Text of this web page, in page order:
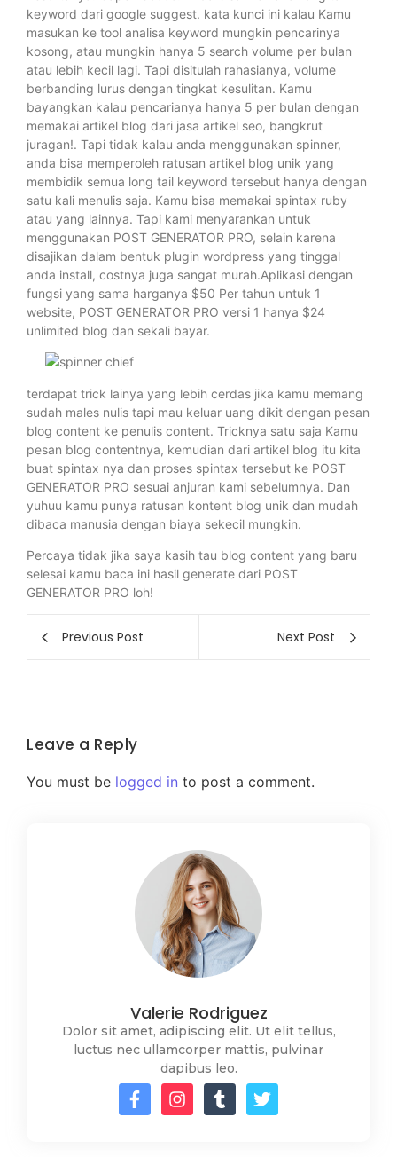
keyword dari google suggest. kata kunci ini kalau Kamu
masukan ke tool analisa keyword mungkin pencarinya
kosong, atau mungkin hanya 5 search volume per bulan
atau lebih kecil lagi. Tapi disitulah rahasianya, volume
berbanding lurus dengan tingkat kesulitan. Kamu
bayangkan kalau pencarianya hanya 5 per bulan dengan
memakai artikel blog dari jasa artikel seo, bangkrut
juragan!. Tapi tidak kalau anda menggunakan spinner,
anda bisa memperoleh ratusan artikel blog unik yang
membidik semua long tail keyword tersebut hanya dengan
satu kali menulis saja. Kamu bisa memakai spintax ruby
atau yang lainnya. Tapi kami menyarankan untuk
menggunakan POST GENERATOR PRO, selain karena
disajikan dalam bentuk plugin wordpress yang tinggal
anda install, costnya juga sangat murah.Aplikasi dengan
fungsi yang sama harganya $50 Per tahun untuk 1
website, POST GENERATOR PRO versi 1 hanya $24
unlimited blog dan sekali bayar.
terdapat trick lainya yang lebih cerdas jika kamu memang
sudah males nulis tapi mau keluar uang dikit dengan pesan
blog content ke penulis content. Tricknya satu saja Kamu
pesan blog contentnya, kemudian dari artikel blog itu kita
buat spintax nya dan proses spintax tersebut ke POST
GENERATOR PRO sesuai anjuran kami sebelumnya. Dan
yuhuu kamu punya ratusan kontent blog unik dan mudah
dibaca manusia dengan biaya sekecil mungkin.
Percaya tidak jika saya kasih tau blog content yang baru
selesai kamu baca ini hasil generate dari POST
GENERATOR PRO loh!
Previous Post Next Post
Leave a Reply
You must be logged in to post a comment.
Valerie Rodriguez
Dolor sit amet, adipiscing elit. Ut elit tellus,
luctus nec ullamcorper mattis, pulvinar
dapibus leo.